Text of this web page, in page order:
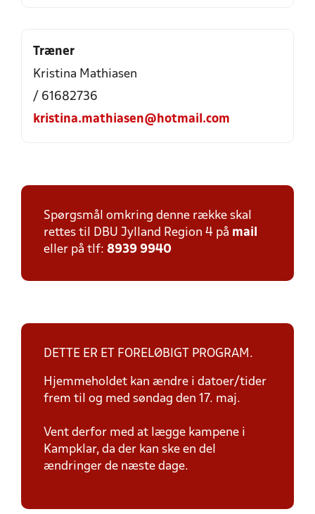
Træner
Kristina Mathiasen
/ 61682736
kristina.mathiasen@hotmail.com
Spørgsmål omkring denne række skal
rettes til DBU Jylland Region 4 på mail
eller på tlf: 8939 9940
DETTE ER ET FORELØBIGT PROGRAM.
Hjemmeholdet kan ændre i datoer/tider
frem til og med søndag den 17. maj.
Vent derfor med at lægge kampene i
Kampklar, da der kan ske en del
ændringer de næste dage.